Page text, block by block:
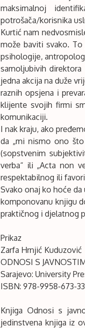
maksimalnoj
potrošača/korisnika
Kurtić nam
može baviti svako.
psihologije,
samoljubivih
jedna akcija na duže
raznih opsjena i
klijente svojih firmi
komunikaciji.
I nak kraju, ako
da „mi nismo ono
(sopstvenim
verba“ ili „Acta non
respektabilnog ili
Svako onaj ko hoće
komponovanu knjigu
praktičnog i djelatnog
Prikaz
Zarfa Hrnjić Kuduzović
ODNOSI S
Sarajevo: University
ISBN: 978-9958-673-
Knjiga Odnosi s
jedinstvena knjiga iz